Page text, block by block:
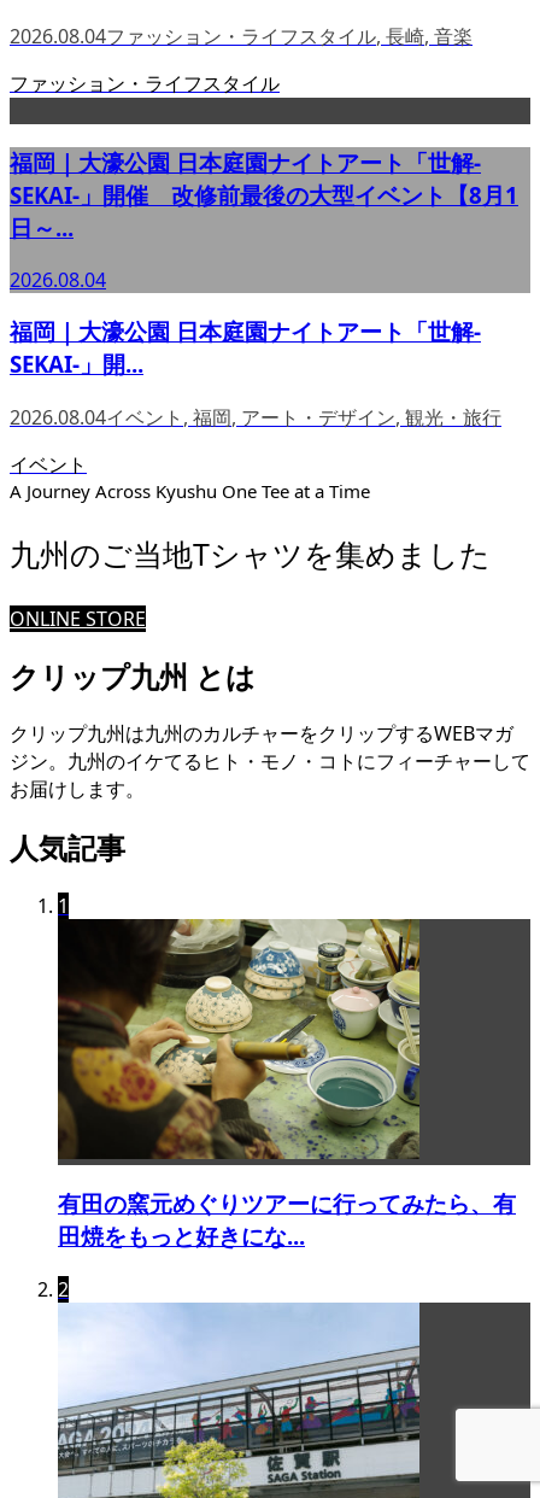
2026.08.04ファッション・ライフスタイル, 長崎, 音楽
ファッション・ライフスタイル
福岡｜大濠公園 日本庭園ナイトアート「世解-
SEKAI-」開催 改修前最後の大型イベント【8月1
日～...
2026.08.04
福岡｜大濠公園 日本庭園ナイトアート「世解-
SEKAI-」開...
2026.08.04イベント , 福岡, アート・デザイン, 観光・旅行
イベント
A Journey Across Kyushu One Tee at a Time
九州のご当地Tシャツを集めました
ONLINE STORE
クリップ九州 とは
クリップ九州は九州のカルチャーをクリップするWEBマガ
ジン。九州のイケてるヒト・モノ・コトにフィーチャーして
お届けします。
人気記事
1
有田の窯元めぐりツアーに行ってみたら、有
田焼をもっと好きにな...
2